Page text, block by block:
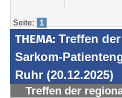
Seite: 1
THEMA: Treffen
Sarkom-
Ruhr (20.12.2025)
Treffen der